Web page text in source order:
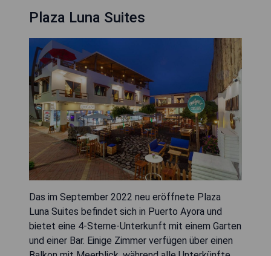
Plaza Luna Suites
Das im September 2022 neu eröffnete Plaza
Luna Suites befindet sich in Puerto Ayora und
bietet eine 4-Sterne-Unterkunft mit einem Garten
und einer Bar. Einige Zimmer verfügen über einen